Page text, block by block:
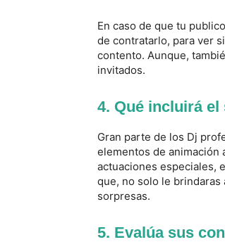
En caso de que tu
de contratarlo, para ver
contento. Aunque,
invitados.
4. Qué incluirá
Gran parte de los Dj
elementos de animación
actuaciones especiales,
que, no solo le brindaras
sorpresas.
5. Evalúa sus